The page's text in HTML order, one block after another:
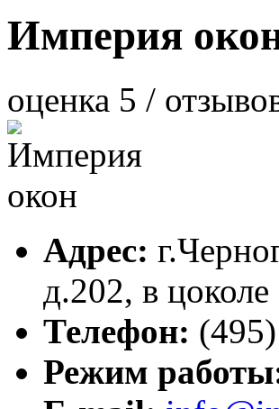
Империя
оценка 5 /
Адрес: г.
д.202, в цоколе
Телефон:
Режим